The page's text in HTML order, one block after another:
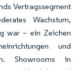
Vertragssegment
Wachstum,
war – ein Zeichen
und
Showrooms in